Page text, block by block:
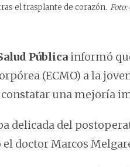
el trasplante de corazón. Foto:
Públicainformó
(ECMO) a la
constatar una mejoría
delicada del
el doctor Marcos